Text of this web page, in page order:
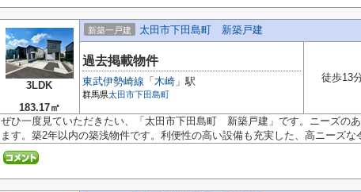
3LDK
183.17㎡
新築一戸建 太田市下田島町 新築戸建
過去掲載物件
東武伊勢崎線 「 木崎 」駅
群馬県太田市下田島町
徒歩13
ぜひ一度見ていただきたい、「太田市下田島町 新築戸建」です。ニーズの
ます。築2年以内の築浅物件です。利便性の高い設備も充実した、高ニーズな